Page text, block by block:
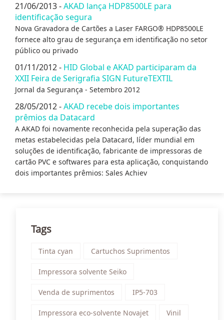
21/06/2013 -AKAD lança HDP8500LE para
identificação segura
Nova Gravadora de Cartões a Laser FARGO® HDP8500LE
fornece alto grau de segurança em identificação no setor
público ou privado
01/11/2012 - HID Global e AKAD participaram da
XXII Feira de Serigrafia SIGN FutureTEXTIL
Jornal da Segurança - Setembro 2012
28/05/2012 -AKAD recebe dois importantes
prêmios da Datacard
A AKAD foi novamente reconhecida pela superação das
metas estabelecidas pela Datacard, líder mundial em
soluções de identificação, fabricante de impressoras de
cartão PVC e softwares para esta aplicação, conquistando
dois importantes prêmios: Sales Achiev
Tags
Tinta cyan Cartuchos Suprimentos
Impressora solvente Seiko
Venda de suprimentos IP5-703
Impressora eco-solvente Novajet Vinil